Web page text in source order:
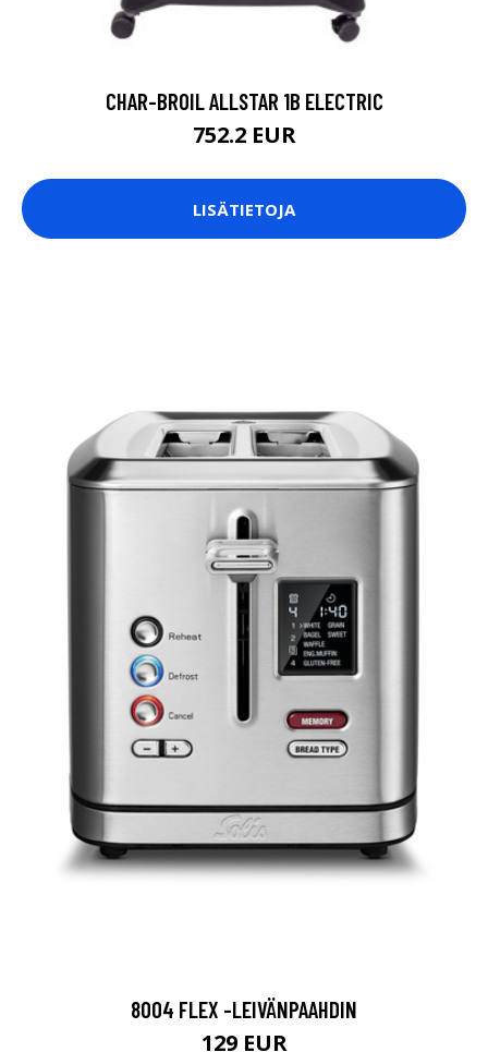
CHAR-BROIL ALLSTAR 1B ELECTRIC
752.2 EUR
LISÄTIETOJA
8004 FLEX -LEIVÄNPAAHDIN
129 EUR